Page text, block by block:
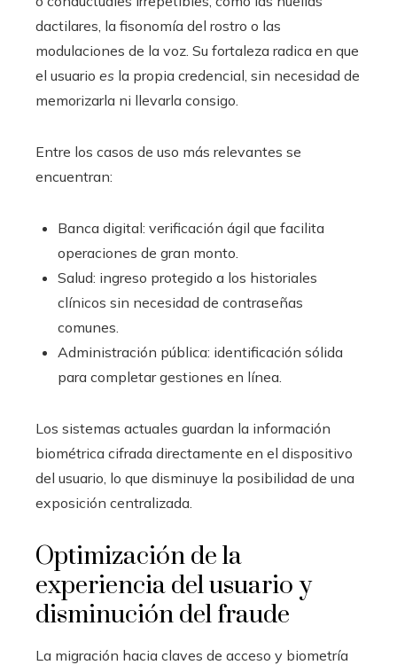
dactilares, la fisonomía del rostro o las
modulaciones de la voz. Su fortaleza radica en que
el usuario es la propia credencial, sin necesidad de
memorizarla ni llevarla consigo.
Entre los casos de uso más relevantes se
encuentran:
Banca digital: verificación ágil que facilita
operaciones de gran monto.
Salud: ingreso protegido a los historiales
clínicos sin necesidad de contraseñas
comunes.
Administración pública: identificación sólida
para completar gestiones en línea.
Los sistemas actuales guardan la información
biométrica cifrada directamente en el dispositivo
del usuario, lo que disminuye la posibilidad de una
exposición centralizada.
Optimización de la
experiencia del usuario y
disminución del fraude
La migración hacia claves de acceso y biometría